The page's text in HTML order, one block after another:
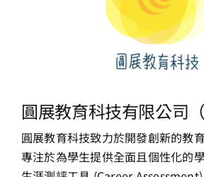
圓展教育科技有限公司（
圓展教育科技致力於開發創新的教
專注於為學生提供全面且個性化的